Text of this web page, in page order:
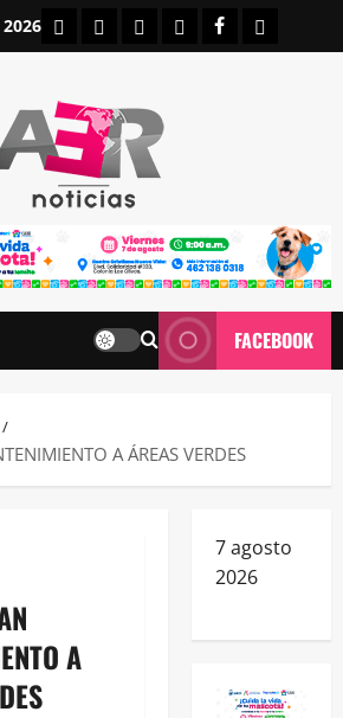
INICIOIRAPUATO
ESTATALES
NACIONALES
FACEBOOK
FACEBOOK
A ÁREAS VERDES
A
7 agosto
2026